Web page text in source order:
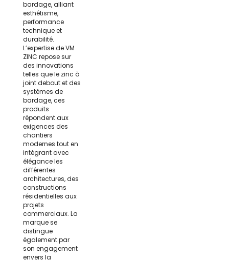
bardage, alliant
esthétisme,
performance
technique et
durabilité.
L’expertise de VM
ZINC repose sur
des innovations
telles que le zinc à
joint debout et des
systèmes de
bardage, ces
produits
répondent aux
exigences des
chantiers
modernes tout en
intégrant avec
élégance les
différentes
architectures, des
constructions
résidentielles aux
projets
commerciaux. La
marque se
distingue
également par
son engagement
envers la